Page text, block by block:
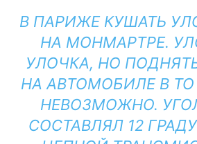
В ПАРИЖЕ КУШАТЬ
НА МОНМАРТРЕ.
УЛОЧКА, НО
НА АВТОМОБИЛЕ В
НЕВОЗМОЖНО.
СОСТАВЛЯЛ 12